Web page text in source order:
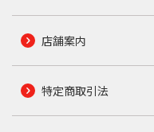
店舗案内
特定商取引法